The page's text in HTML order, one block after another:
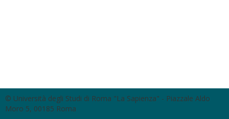
© Università degli Studi di Roma "La Sapienza" - Piazzale Aldo
Moro 5, 00185 Roma